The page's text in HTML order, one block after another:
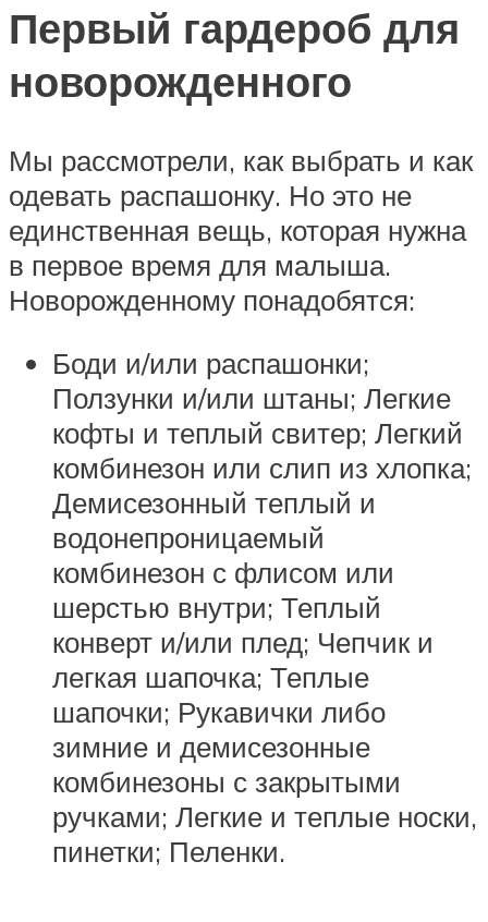
Первый гардероб для
новорожденного
Мы рассмотрели, как выбрать и как
одевать распашонку. Но это не
единственная вещь, которая нужна
в первое время для малыша.
Новорожденному понадобятся:
Боди и/или распашонки;
Ползунки и/или штаны; Легкие
кофты и теплый свитер; Легкий
комбинезон или слип из хлопка;
Демисезонный теплый и
водонепроницаемый
комбинезон с флисом или
шерстью внутри; Теплый
конверт и/или плед; Чепчик и
легкая шапочка; Теплые
шапочки; Рукавички либо
зимние и демисезонные
комбинезоны с закрытыми
ручками; Легкие и теплые носки,
пинетки; Пеленки.